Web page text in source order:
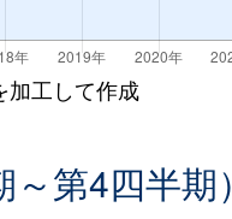
加工して作成
第4四半期）